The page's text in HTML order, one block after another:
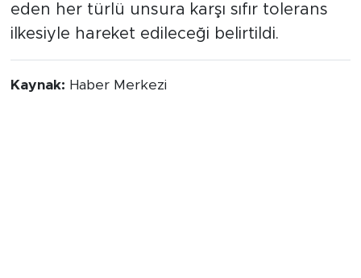
eden her türlü unsura karşı sıfır tolerans
ilkesiyle hareket edileceği belirtildi.
Kaynak: Haber Merkezi